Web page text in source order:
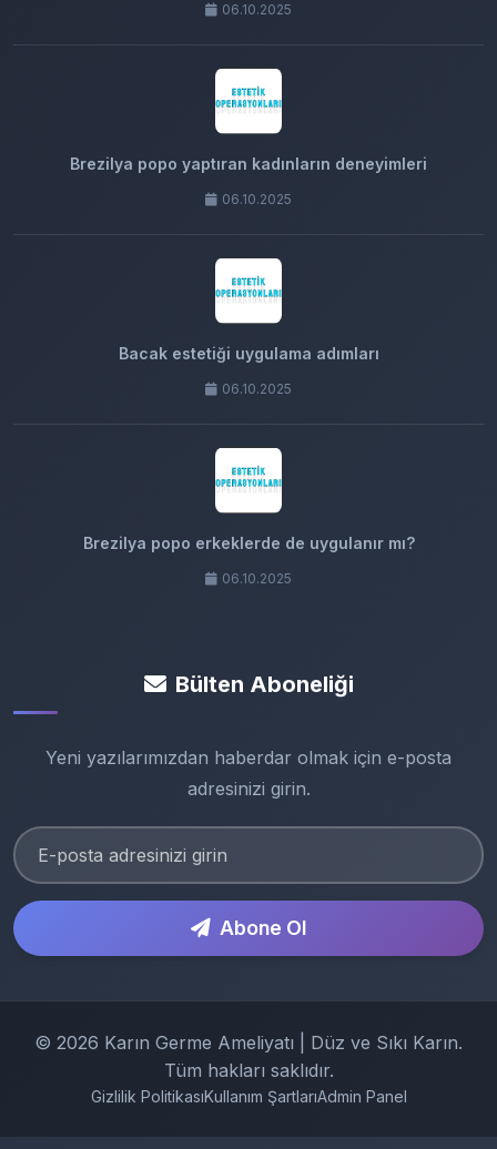
06.10.2025
Brezilya popo yaptıran kadınların deneyimleri
06.10.2025
Bacak estetiği uygulama adımları
06.10.2025
Brezilya popo erkeklerde de uygulanır mı?
06.10.2025
Bülten Aboneliği
Yeni yazılarımızdan haberdar olmak için e-posta
adresinizi girin.
Abone Ol
© 2026 Karın Germe Ameliyatı | Düz ve Sıkı Karın.
Tüm hakları saklıdır.
Gizlilik PolitikasıKullanım ŞartlarıAdmin Panel